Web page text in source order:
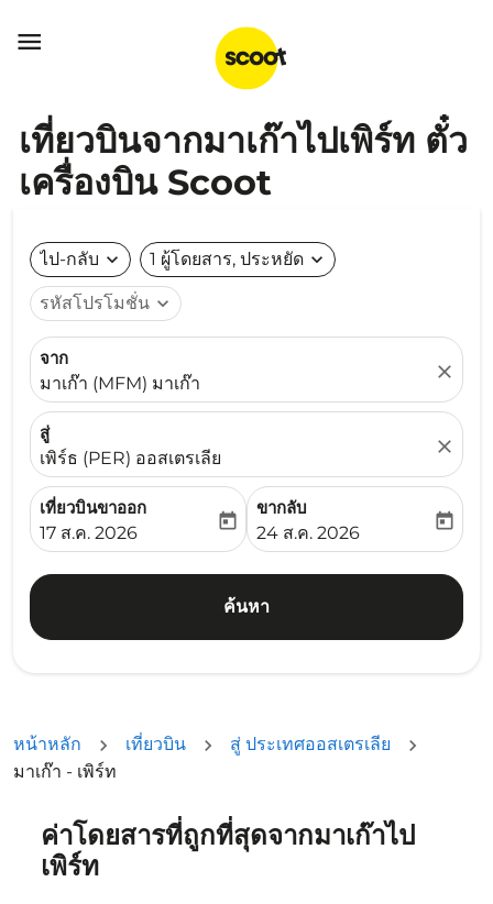

เที่ยวบินจากมาเก๊าไปเพิร์ท ตั๋ว
เครื่องบิน Scoot
ไป-กลับ expand_more 1 ผู้โดยสาร, ประหยัด expand_more
รหัสโปรโมชั่น expand_more
จาก
มาเก๊า (MFM) มาเก๊า
close
สู่
เพิร์ธ (PER) ออสเตรเลีย
close
เที่ยวบินขาออก
fc-booking-departure-date-aria-label
17 ส.ค. 2026
today
ขากลับ
fc-booking-return-date-
24 ส.ค. 2026
today
ค้นหา
หน้าหลัก เที่ยวบิน
สู่ ประเทศออสเตรเลีย
มาเก๊า - เพิร์ท
ค่าโดยสารที่ถูกที่สุดจากมาเก๊าไป
เพิร์ท
ลองอัปเดตเส้นทางของคุณ (ต้นทางและ/หรือปลายทาง) หรื